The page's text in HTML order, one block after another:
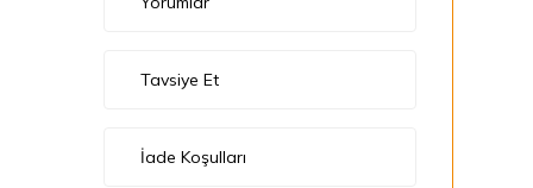
Tavsiye Et
İade Koşulları